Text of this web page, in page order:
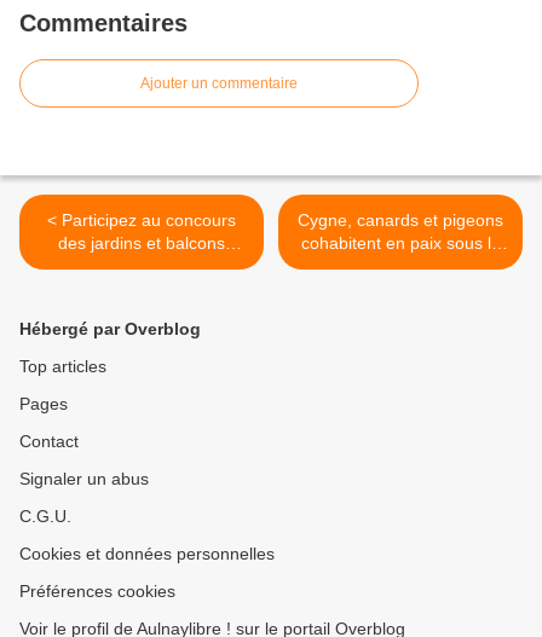
Commentaires
Ajouter un commentaire
< Participez au concours
des jardins et balcons
fleuris 2024 à Aulnay-sous-
Cygne, canards et pigeons
cohabitent en paix sous le
soleil du parc Gainville à
Hébergé par Overblog
Top articles
Pages
Contact
Signaler un abus
C.G.U.
Cookies et données personnelles
Préférences cookies
Voir le profil de Aulnaylibre ! sur le portail Overblog